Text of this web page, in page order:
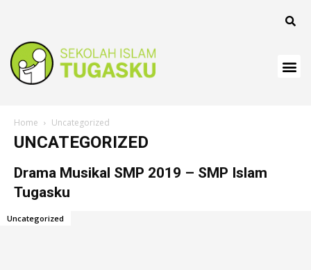
Home Uncategorized
UNCATEGORIZED
Drama Musikal SMP 2019 – SMP Islam
Tugasku
Uncategorized